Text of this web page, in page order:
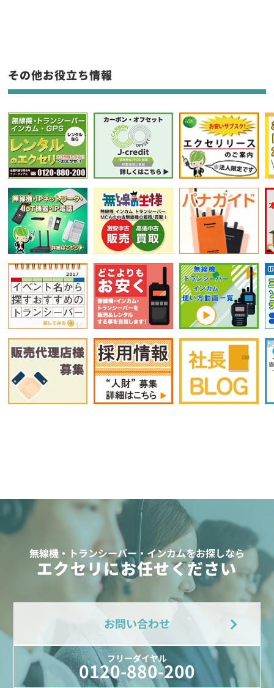
フリーワード入力(製品名等)
選択条件をリセット
その他お役立ち情報
無線機・トランシーバー・インカムをお探しなら
エクセリにお任せください
お問い合わせ
フリーダイヤル
0120-880-200